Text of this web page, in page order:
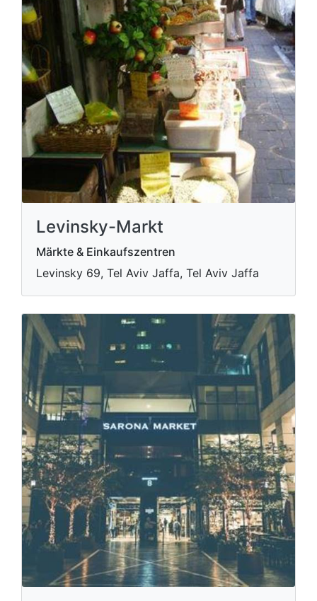
Levinsky-Markt
Märkte & Einkaufszentren
Levinsky 69, Tel Aviv Jaffa, Tel Aviv Jaffa